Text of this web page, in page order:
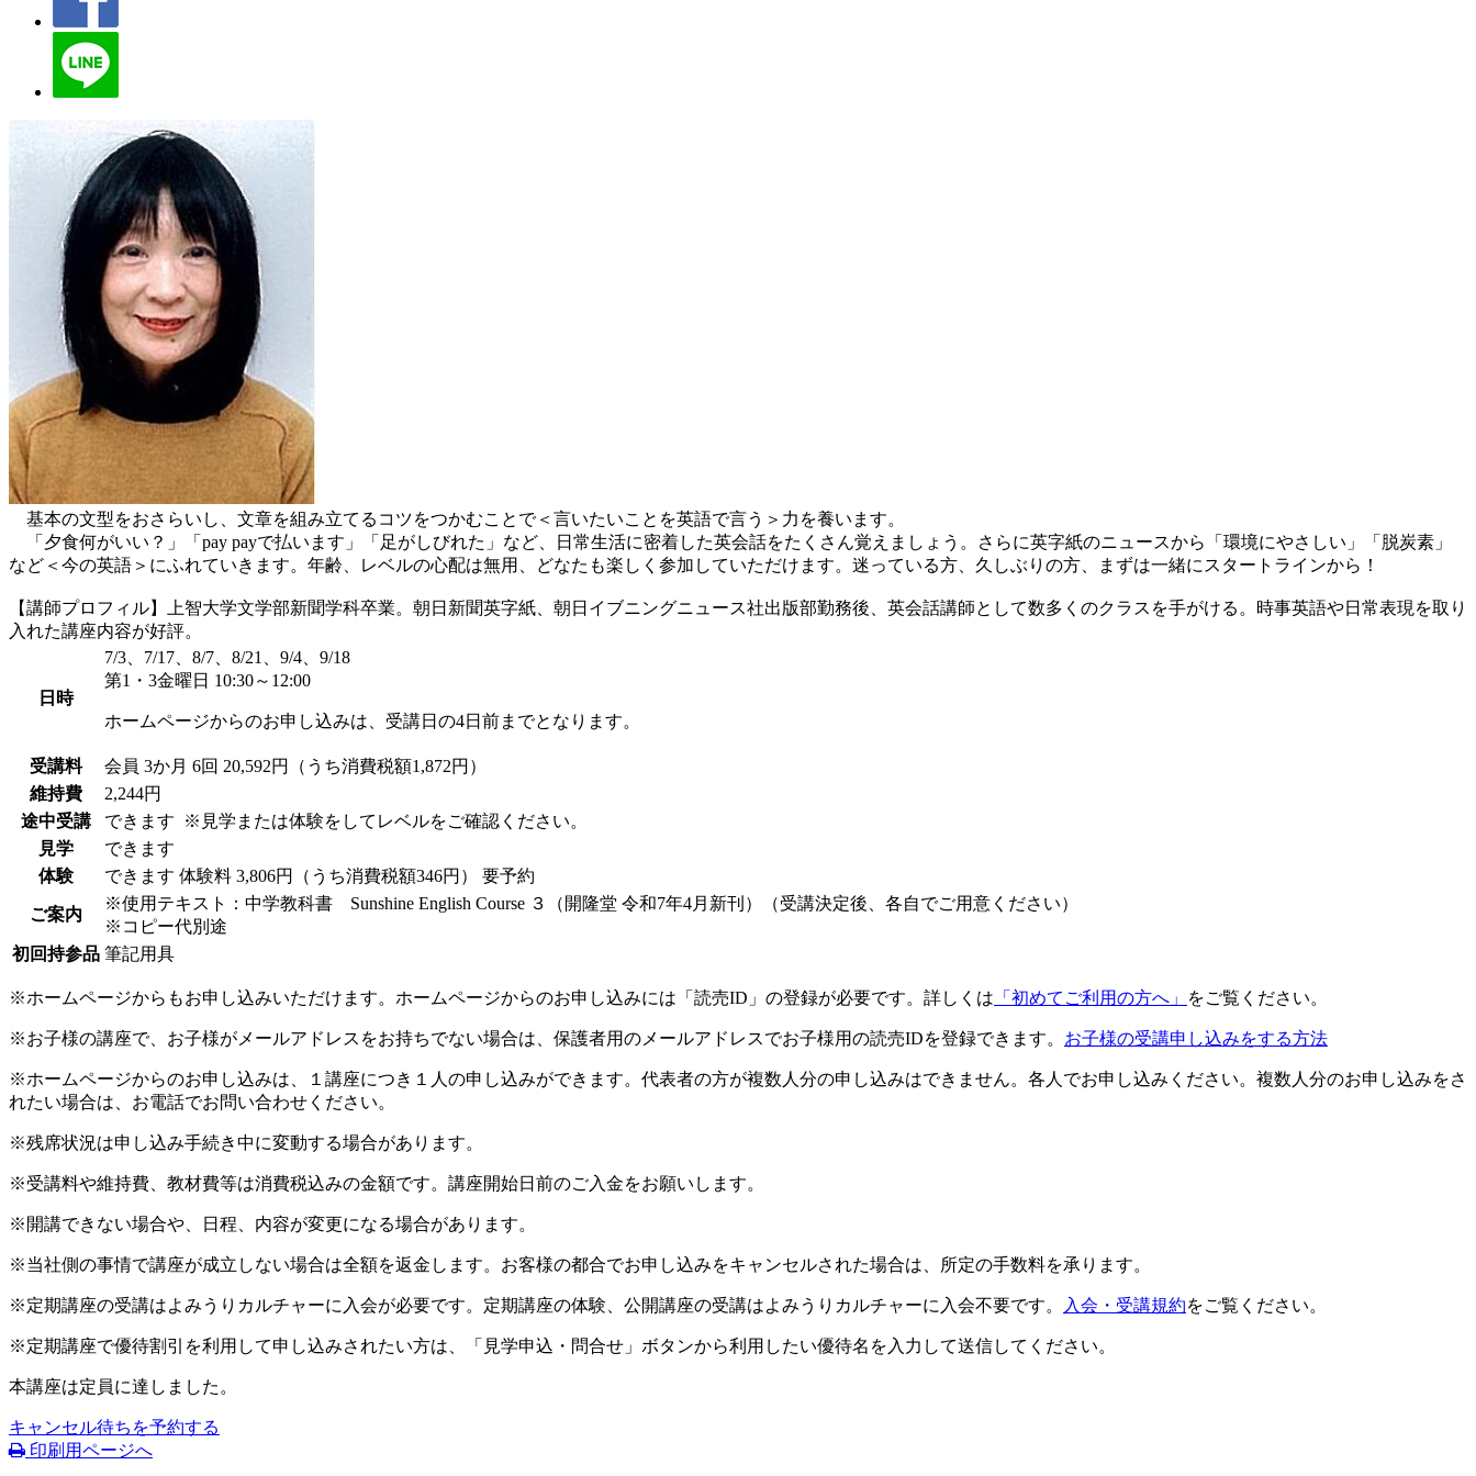
基本の文型をおさらいし、文章を組み立てるコツをつかむことで＜言いたいことを英語で言う＞力を養います。
「夕食何がいい？」「pay payで払います」「足がしびれた」など、日常生活に密着した英会話をたくさん覚えましょう。さらに英字紙のニュースから「環境にやさしい」「脱炭素」
など＜今の英語＞にふれていきます。年齢、レベルの心配は無用、どなたも楽しく参加していただけます。迷っている方、久しぶりの方、まずは一緒にスタートラインから！
【講師プロフィル】上智大学文学部新聞学科卒業。朝日新聞英字紙、朝日イブニングニュース社出版部勤務後、英会話講師として数多くのクラスを手がける。時事英語や日常表現を取り
入れた講座内容が好評。
日時
7/3、7/17、8/7、8/21、9/4、9/18
第1・3金曜日 10:30～12:00
ホームページからのお申し込みは、受講日の4日前までとなります。
受講料 会員 3か月 6回 20,592円（うち消費税額1,872円）
維持費
2,244円
途中受講
できます
※見学または体験をしてレベルをご確認ください。
見学
できます
体験
できます 体験料 3,806円（うち消費税額346円） 要予約
ご案内
※使用テキスト：中学教科書 Sunshine English Course ３（開隆堂 令和7年4月新刊）（受講決定後、各自でご用意ください）
※コピー代別途
初回持参品 筆記用具
※ホームページからもお申し込みいただけます。ホームページからのお申し込みには「読売ID」の登録が必要です。詳しくは 「初めてご利用の方へ」 をご覧ください。
※お子様の講座で、お子様がメールアドレスをお持ちでない場合は、保護者用のメールアドレスでお子様用の読売IDを登録できます。 お子様の受講申し込みをする方法
※ホームページからのお申し込みは、１講座につき１人の申し込みができます。代表者の方が複数人分の申し込みはできません。各人でお申し込みください。複数人分のお申し込みをさ
れたい場合は、お電話でお問い合わせください。
※残席状況は申し込み手続き中に変動する場合があります。
※受講料や維持費、教材費等は消費税込みの金額です。講座開始日前のご入金をお願いします。
※開講できない場合や、日程、内容が変更になる場合があります。
※当社側の事情で講座が成立しない場合は全額を返金します。お客様の都合でお申し込みをキャンセルされた場合は、所定の手数料を承ります。
※定期講座の受講はよみうりカルチャーに入会が必要です。定期講座の体験、公開講座の受講はよみうりカルチャーに入会不要です。 入会・受講規約をご覧ください。
※定期講座で優待割引を利用して申し込みされたい方は、「見学申込・問合せ」ボタンから利用したい優待名を入力して送信してください。
本講座は定員に達しました。
キャンセル待ちを予約する
印刷用ページへ